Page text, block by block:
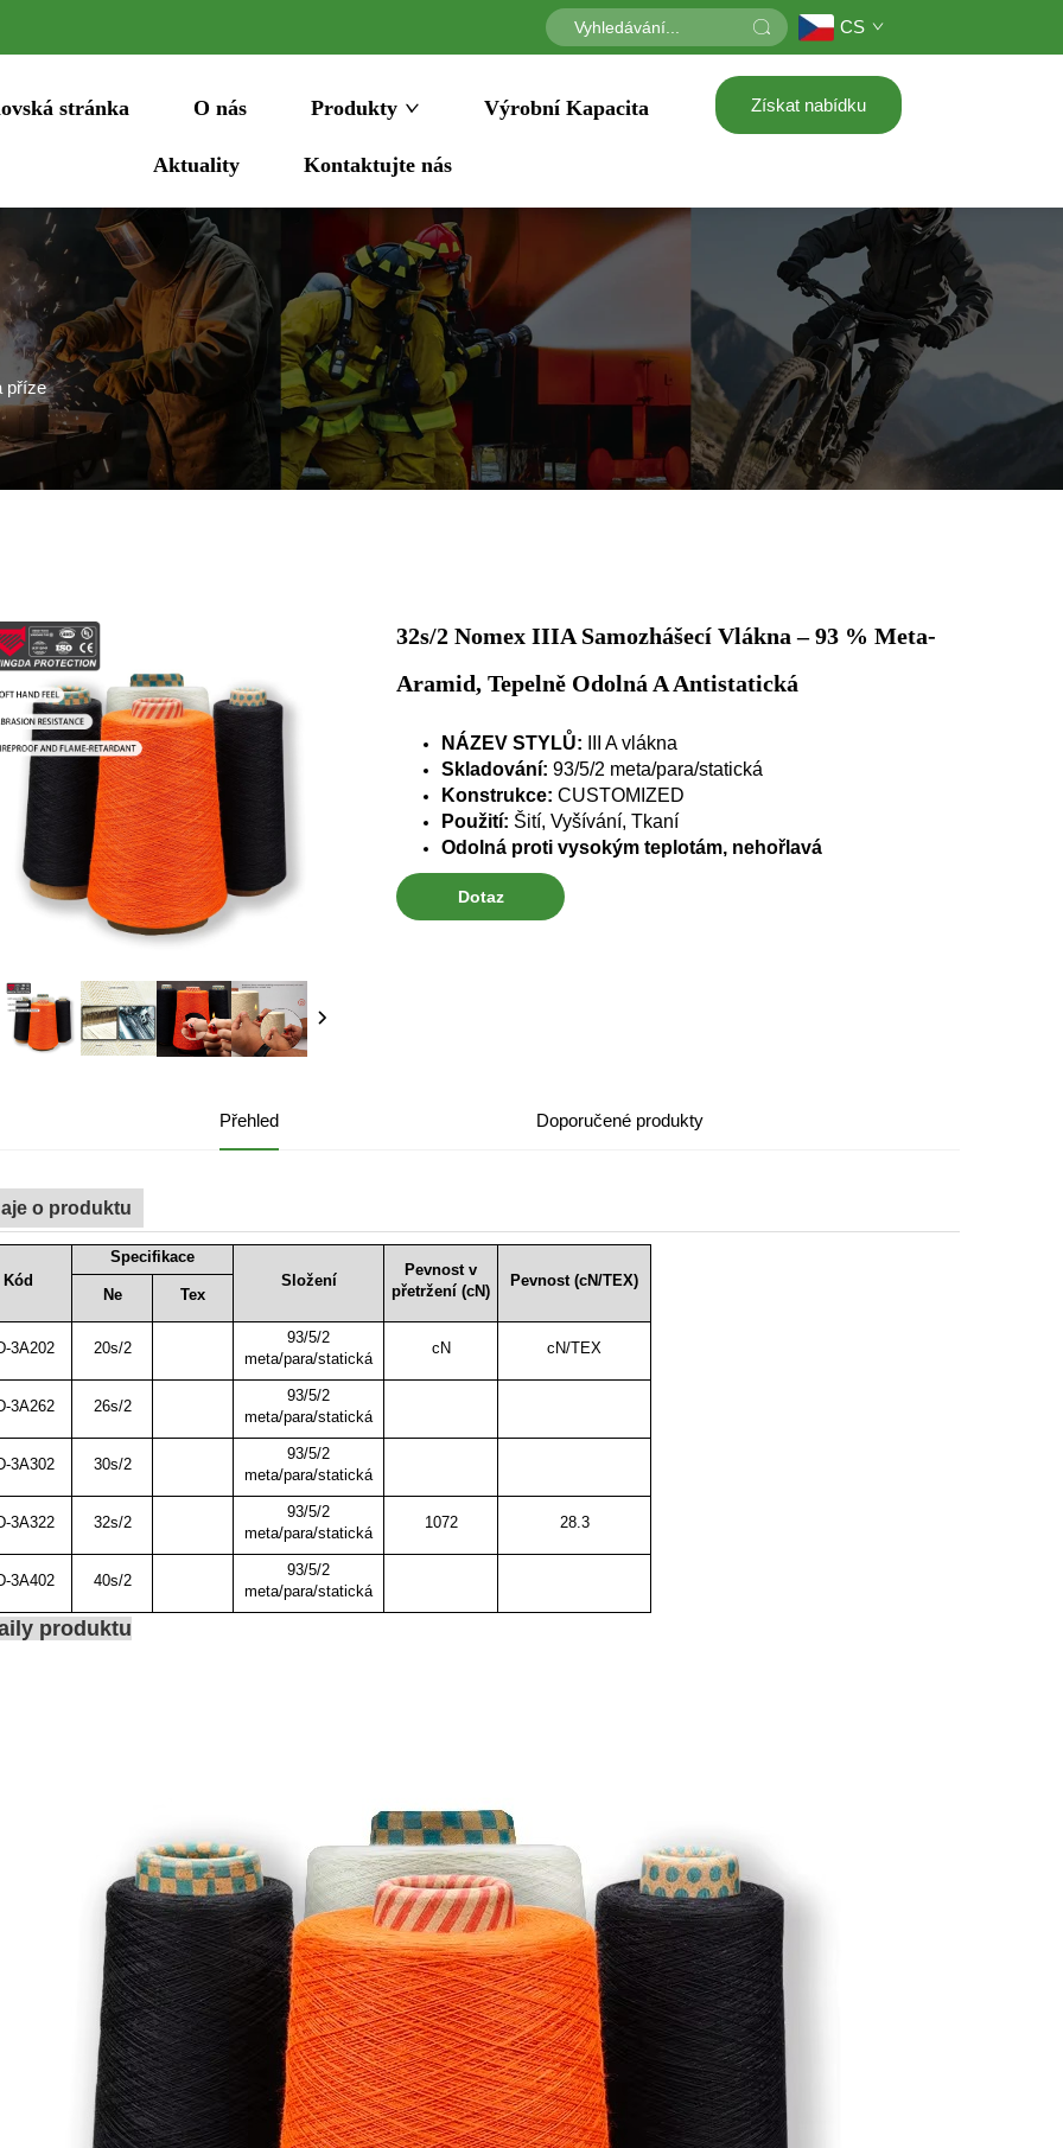
CS
stránka O nás Produkty Výrobní Kapacita
Aktuality Kontaktujte nás
Získat nabídku
příze
32s/2 Nomex IIIA Samozhášecí Vlákna – 93 % Meta-
Aramid, Tepelně Odolná A Antistatická
NÁZEV STYLŮ:
III A vlákna
Skladování: 93/5/2 meta/para/statická
Konstrukce: CUSTOMIZED
Použití: Šití, Vyšívání, Tkaní
Odolná proti vysokým teplotám, nehořlavá
Dotaz
Přehled Doporučené produkty
o produktu
Kód
Specifikace
Složení
Pevnost v
přetržení (cN)
Pevnost (cN/TEX)
Ne
Tex
3A202 20s/2
93/5/2
meta/para/statická
cN cN/TEX
3A262 26s/2
93/5/2
meta/para/statická
3A302 30s/2
93/5/2
meta/para/statická
3A322 32s/2
93/5/2
meta/para/statická
1072 28.3
3A402 40s/2
93/5/2
meta/para/statická
produktu